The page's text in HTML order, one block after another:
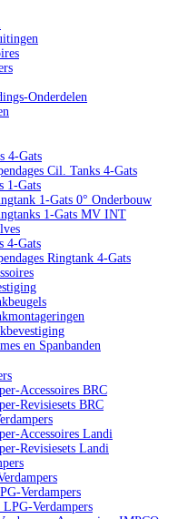
Onderdelen
4-Gats
Cil. Tanks 4-Gats
1-Gats
1-Gats 0° Onderbouw
1-Gats MV INT
4-Gats
Ringtank 4-Gats
en Spanbanden
Accessoires BRC
Revisiesets BRC
Accessoires Landi
Revisiesets Landi
Verdampers
Verdampers